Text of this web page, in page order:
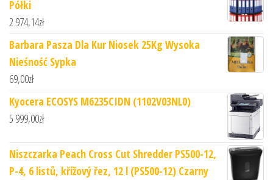
Półki
2 974,14zł
Barbara Pasza Dla Kur Niosek 25Kg Wysoka
Nieśność Sypka
69,00zł
Kyocera ECOSYS M6235CIDN (1102V03NL0)
5 999,00zł
Niszczarka Peach Cross Cut Shredder PS500-12,
P-4, 6 listů, křížový řez, 12 l (PS500-12) Czarny